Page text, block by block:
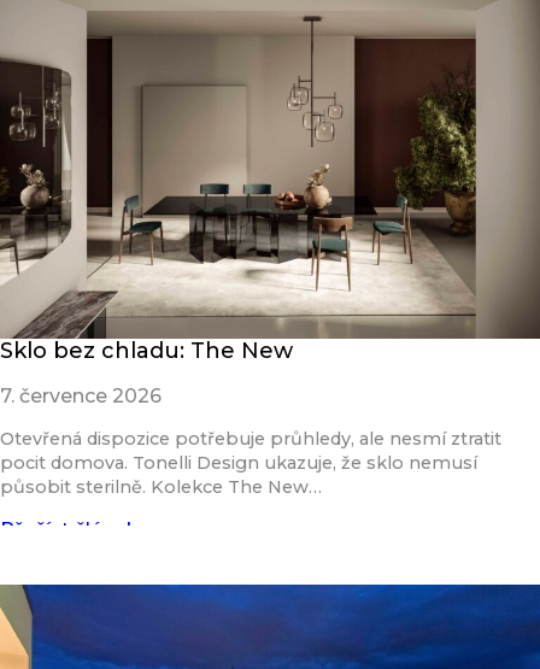
Sklo bez chladu: The New
7. července 2026
Otevřená dispozice potřebuje průhledy, ale nesmí ztratit
pocit domova. Tonelli Design ukazuje, že sklo nemusí
působit sterilně. Kolekce The New…
Přečíst článek